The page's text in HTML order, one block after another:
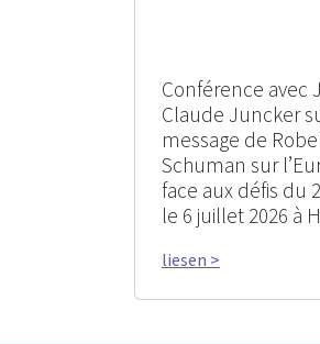
Conférence avec
Claude Juncker
message de
Schuman sur
face aux défis du
le 6 juillet 2026 à
liesen >